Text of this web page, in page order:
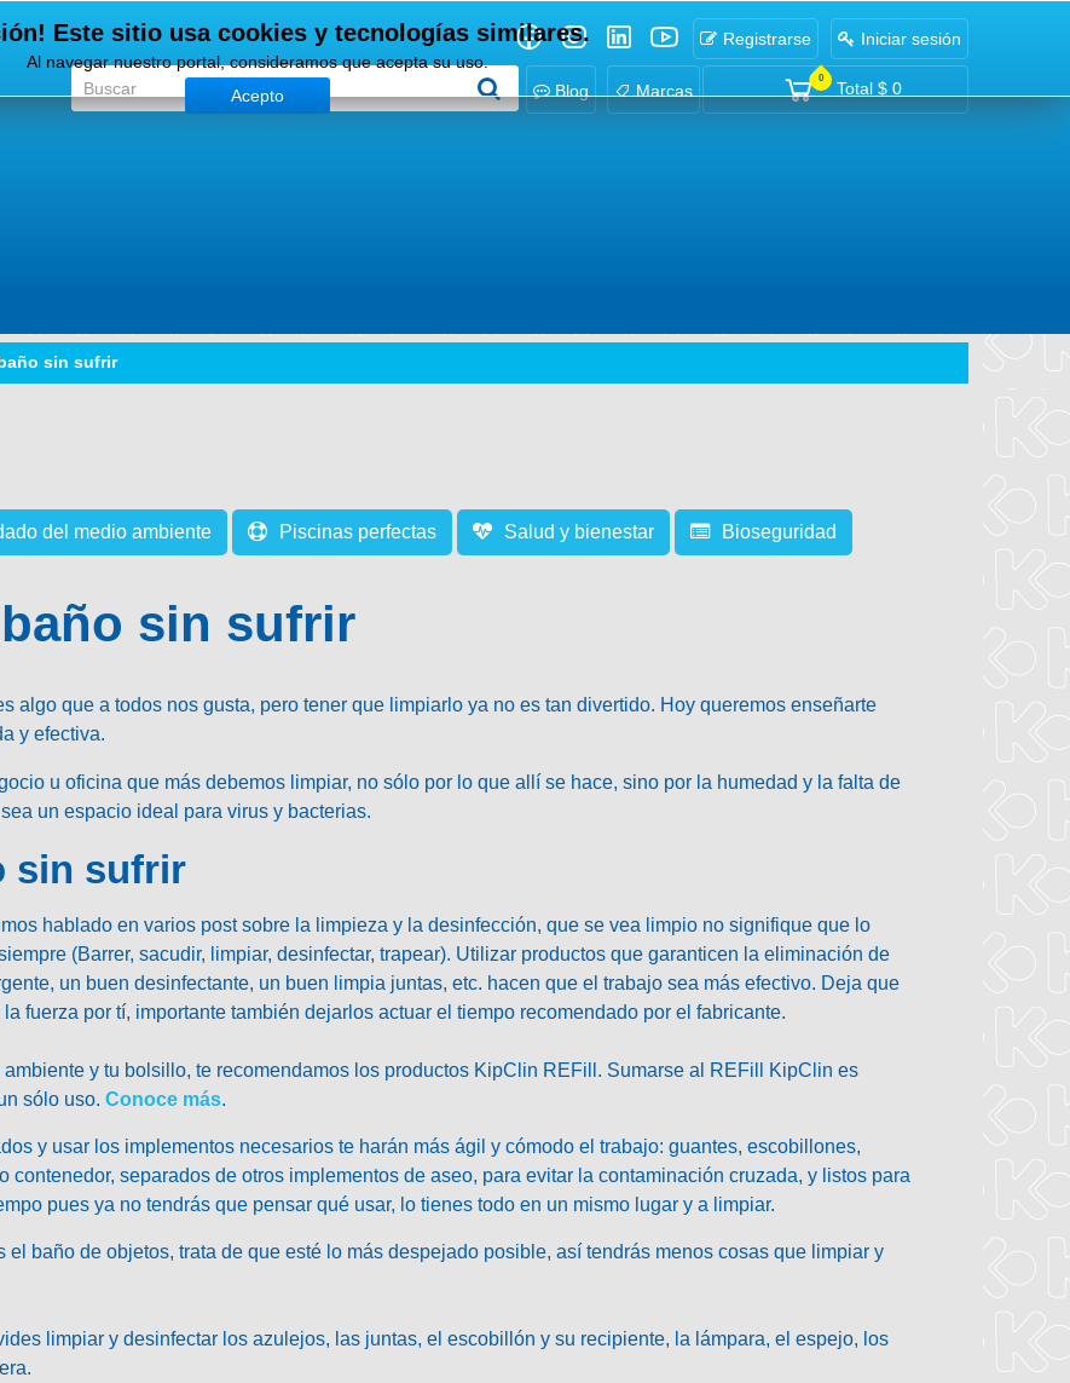
Registrarse Iniciar sesión
0
Total $ 0
Blog Marcas
sin sufrir
del medio ambiente Piscinas perfectas Salud y bienestar Bioseguridad
sin sufrir
algo que a todos nos gusta, pero tener que limpiarlo ya no es tan divertido. Hoy queremos enseñarte
y efectiva.
u oficina que más debemos limpiar, no sólo por lo que allí se hace, sino por la humedad y la falta de
un espacio ideal para virus y bacterias.
sin sufrir
hablado en varios post sobre la limpieza y la desinfección, que se vea limpio no signifique que lo
(Barrer, sacudir, limpiar, desinfectar, trapear). Utilizar productos que garanticen la eliminación de
un buen desinfectante, un buen limpia juntas, etc. hacen que el trabajo sea más efectivo. Deja que
fuerza por tí, importante también dejarlos actuar el tiempo recomendado por el fabricante.
y tu bolsillo, te recomendamos los productos KipClin REFill . Sumarse al REFill KipClin es
sólo uso. Conoce más.
y usar los implementos necesarios te harán más ágil y cómodo el trabajo: guantes, escobillones,
contenedor, separados de otros implementos de aseo, para evitar la contaminación cruzada, y listos para
pues ya no tendrás que pensar qué usar, lo tienes todo en un mismo lugar y a limpiar.
el baño de objetos, trata de que esté lo más despejado posible, así tendrás menos cosas que limpiar y
limpiar y desinfectar los azulejos, las juntas, el escobillón y su recipiente, la lámpara, el espejo, los
Este sitio usa cookies y tecnologías similares.
Al navegar nuestro portal, consideramos que acepta su uso.
Acepto